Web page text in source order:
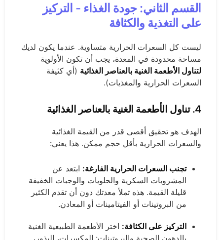
القسم الثاني: جودة الغذاء - التركيز
على التغذية والكثافة
ليست كل السعرات الحرارية متساوية. عندما يكون لديك
مساحة محدودة في المعدة، يجب أن تكون الأولوية
لتناول الأطعمة الغنية بالعناصر الغذائية (أي كثيفة
السعرات الحرارية والمغذيات).
4. تناول الأطعمة الغنية بالعناصر الغذائية
الهدف هو تحقيق أقصى قدر من القيمة الغذائية
والسعرات الحرارية بأقل حجم ممكن. هذا يعني:
تجنب السعرات الحرارية الفارغة: ابتعد عن
المشروبات السكرية والحلويات والوجبات الخفيفة
قليلة القيمة. هذه تملأ معدتك دون أن تقدم الكثير
من البروتينات أو الفيتامينات أو المعادن.
التركيز على الكثافة: اختر الأطعمة الطبيعية الغنية
بالدهون الصحية والبروتينات: المكسرات، البذور،